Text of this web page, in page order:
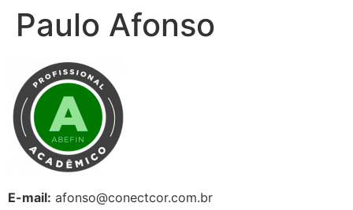
Paulo Afonso
E-mail: afonso@conectcor.com.br